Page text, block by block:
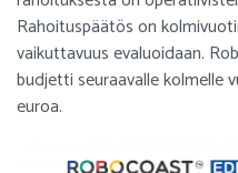
Rahoituspäätös on
vaikuttavuus evaluoidaan.
budjetti seuraavalle kolmelle
euroa.